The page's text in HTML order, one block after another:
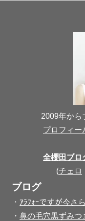
2009年から
プロフィー
全櫻田ブロ
(チェロ
ブログ
・ ｱﾗﾌｫｰですが今さ
・ 鼻の毛穴黒ずみつ